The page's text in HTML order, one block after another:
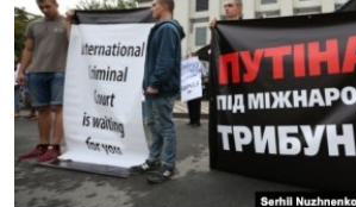
СПЕЦПРОЕКТИ
ДЕПОРТАЦІЯ
ВІДЕОУРОКИ «ELIFBE»
СВІДЧЕННЯ ОКУПАЦІЇ
УКРАЇНСЬКА ПРОБЛЕМА КРИМУ
ЯК ОБІЙТИ БЛОКУВАННЯ
Русский
Qırımtatar